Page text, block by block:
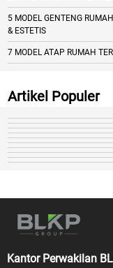
5 MODEL GENTENG
& ESTETIS
7 MODEL ATAP RUMAH
Artikel Populer
Kantor Perwakilan